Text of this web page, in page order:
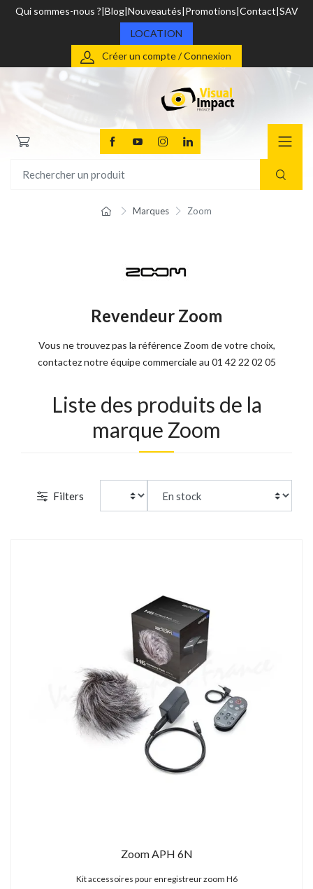
Qui sommes-nous ? Blog Nouveautés Promotions Contact SAV
LOCATION
Créer un compte / Connexion
Marques Zoom
Revendeur Zoom
Vous ne trouvez pas la référence Zoom de votre choix,
contactez notre équipe commerciale au 01 42 22 02 05
Liste des produits de la
marque Zoom
Filters
Zoom APH 6N
Kit accessoires pour enregistreur zoom H6